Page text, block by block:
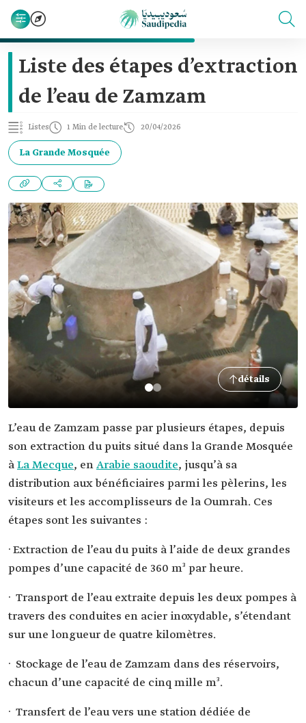
Liste des étapes d’extraction
de l’eau de Zamzam
Listes 1 Min de lecture 20/04/2026
La Grande Mosquée
détails
L’eau de Zamzam passe par plusieurs étapes, depuis
son extraction du puits situé dans la Grande Mosquée
àLa Mecque, enArabie saoudite, jusqu’à sa
distribution aux bénéficiaires parmi les pèlerins, les
visiteurs et les accomplisseurs de la Oumrah. Ces
étapes sont les suivantes :
· Extraction de l’eau du puits à l’aide de deux grandes
pompes d’une capacité de 360 m³ par heure.
· Transport de l’eau extraite depuis les deux pompes à
travers des conduites en acier inoxydable, s’étendant
sur une longueur de quatre kilomètres.
· Stockage de l’eau de Zamzam dans des réservoirs,
chacun d’une capacité de cinq mille m³.
· Transfert de l’eau vers une station dédiée de